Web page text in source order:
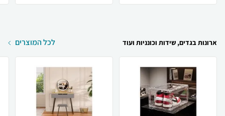
ארונות בגדים, שידות וכונניות ועוד לכל המוצרים